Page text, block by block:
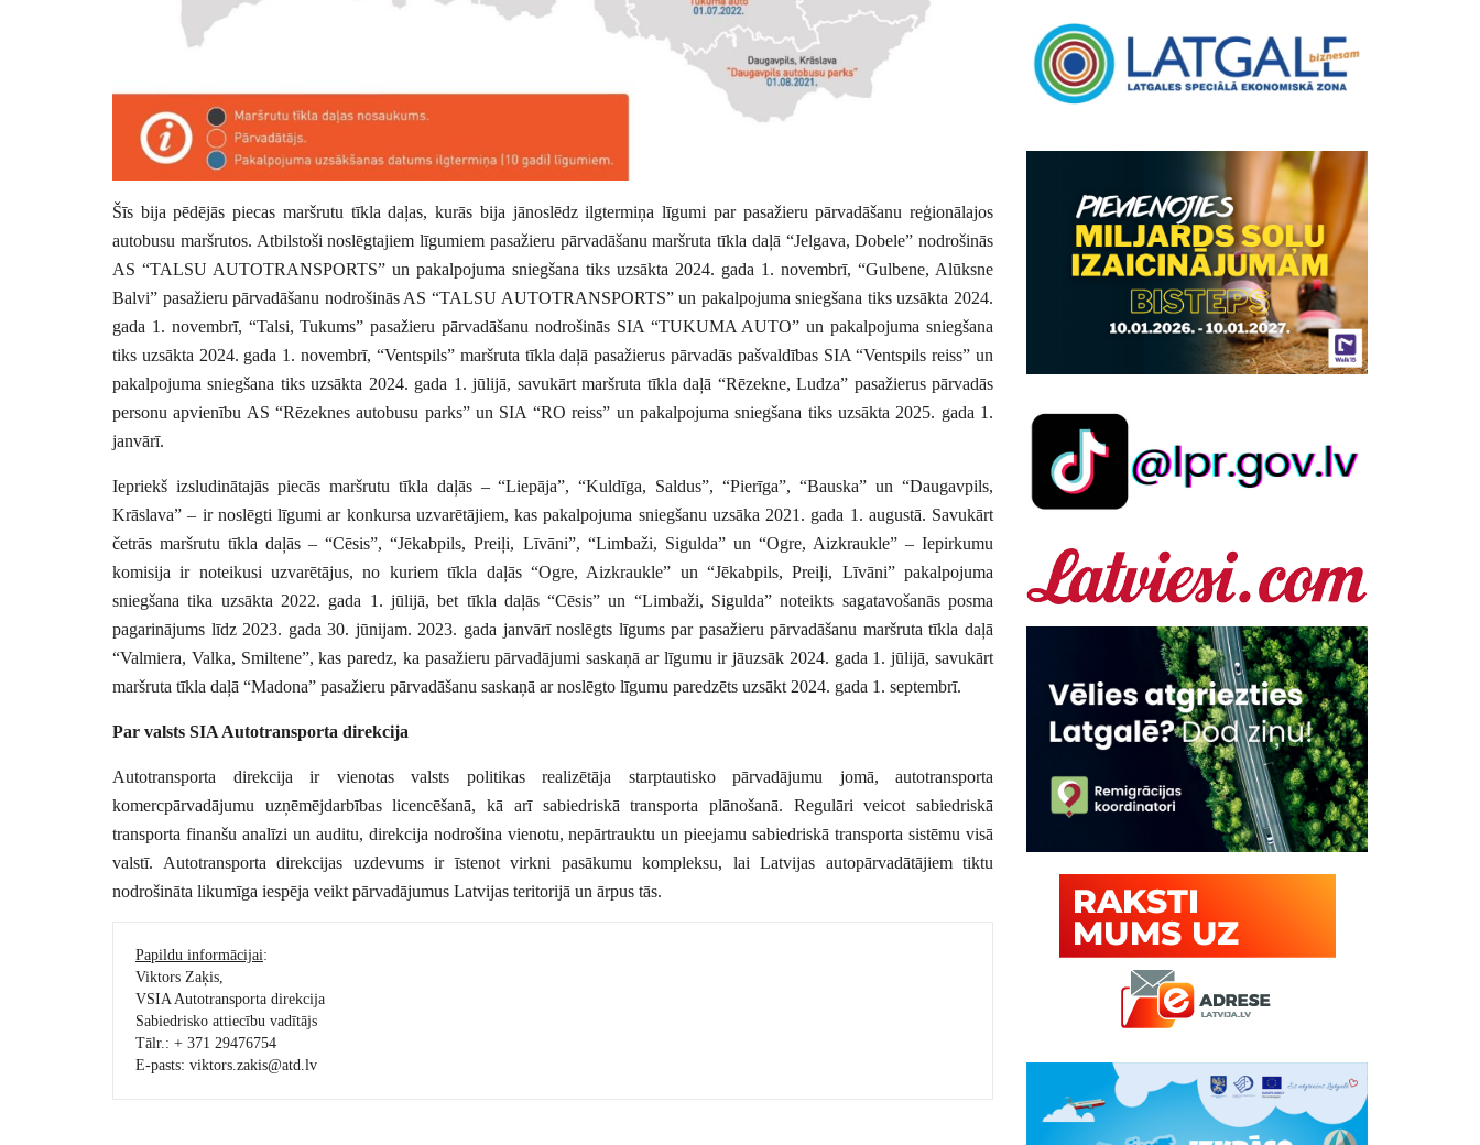
Šīs bija pēdējās piecas maršrutu tīkla daļas, kurās bija jānoslēdz ilgtermiņa līgumi par pasažieru pārvadāšanu reģionālajos
autobusu maršrutos. Atbilstoši noslēgtajiem līgumiem pasažieru pārvadāšanu maršruta tīkla daļā “Jelgava, Dobele” nodrošinās
AS “TALSU AUTOTRANSPORTS” un pakalpojuma sniegšana tiks uzsākta 2024. gada 1. novembrī, “Gulbene, Alūksne
Balvi” pasažieru pārvadāšanu nodrošinās AS “TALSU AUTOTRANSPORTS” un pakalpojuma sniegšana tiks uzsākta 2024.
gada 1. novembrī, “Talsi, Tukums” pasažieru pārvadāšanu nodrošinās SIA “TUKUMA AUTO” un pakalpojuma sniegšana
tiks uzsākta 2024. gada 1. novembrī, “Ventspils” maršruta tīkla daļā pasažierus pārvadās pašvaldības SIA “Ventspils reiss” un
pakalpojuma sniegšana tiks uzsākta 2024. gada 1. jūlijā, savukārt maršruta tīkla daļā “Rēzekne, Ludza” pasažierus pārvadās
personu apvienību AS “Rēzeknes autobusu parks” un SIA “RO reiss” un pakalpojuma sniegšana tiks uzsākta 2025. gada 1.
janvārī.
Iepriekš izsludinātajās piecās maršrutu tīkla daļās – “Liepāja”, “Kuldīga, Saldus”, “Pierīga”, “Bauska” un “Daugavpils,
Krāslava” – ir noslēgti līgumi ar konkursa uzvarētājiem, kas pakalpojuma sniegšanu uzsāka 2021. gada 1. augustā. Savukārt
četrās maršrutu tīkla daļās – “Cēsis”, “Jēkabpils, Preiļi, Līvāni”, “Limbaži, Sigulda” un “Ogre, Aizkraukle” – Iepirkumu
komisija ir noteikusi uzvarētājus, no kuriem tīkla daļās “Ogre, Aizkraukle” un “Jēkabpils, Preiļi, Līvāni” pakalpojuma
sniegšana tika uzsākta 2022. gada 1. jūlijā, bet tīkla daļās “Cēsis” un “Limbaži, Sigulda” noteikts sagatavošanās posma
pagarinājums līdz 2023. gada 30. jūnijam. 2023. gada janvārī noslēgts līgums par pasažieru pārvadāšanu maršruta tīkla daļā
“Valmiera, Valka, Smiltene”, kas paredz, ka pasažieru pārvadājumi saskaņā ar līgumu ir jāuzsāk 2024. gada 1. jūlijā, savukārt
maršruta tīkla daļā “Madona” pasažieru pārvadāšanu saskaņā ar noslēgto līgumu paredzēts uzsākt 2024. gada 1. septembrī.
Par valsts SIA Autotransporta direkcija
Autotransporta direkcija ir vienotas valsts politikas realizētāja starptautisko pārvadājumu jomā, autotransporta
komercpārvadājumu uzņēmējdarbības licencēšanā, kā arī sabiedriskā transporta plānošanā. Regulāri veicot sabiedriskā
transporta finanšu analīzi un auditu, direkcija nodrošina vienotu, nepārtrauktu un pieejamu sabiedriskā transporta sistēmu visā
valstī. Autotransporta direkcijas uzdevums ir īstenot virkni pasākumu kompleksu, lai Latvijas autopārvadātājiem tiktu
nodrošināta likumīga iespēja veikt pārvadājumus Latvijas teritorijā un ārpus tās.
Papildu informācijai:
Viktors Zaķis,
VSIA Autotransporta direkcija
Sabiedrisko attiecību vadītājs
Tālr.: + 371 29476754
E-pasts: viktors.zakis@atd.lv